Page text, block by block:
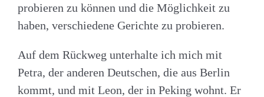
probieren zu können und die Möglichkeit zu
haben, verschiedene Gerichte zu probieren.
Auf dem Rückweg unterhalte ich mich mit
Petra, der anderen Deutschen, die aus Berlin
kommt, und mit Leon, der in Peking wohnt. Er